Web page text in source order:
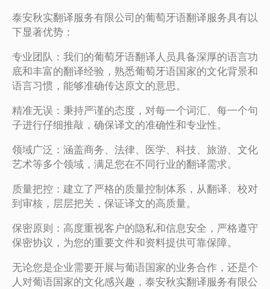
泰安秋实翻译服务有限公司的葡萄牙语翻译服务具有以
下显著优势：
专业团队：我们的葡萄牙语翻译人员具备深厚的语言功
底和丰富的翻译经验，熟悉葡萄牙语国家的文化背景和
语言习惯，能够准确传达原文的意思。
精准无误：秉持严谨的态度，对每一个词汇、每一个句
子进行仔细推敲，确保译文的准确性和专业性。
领域广泛：涵盖商务、法律、医学、科技、旅游、文化
艺术等多个领域，满足您在不同行业的翻译需求。
质量把控：建立了严格的质量控制体系，从翻译、校对
到审核，层层把关，保证译文的高质量。
保密原则：高度重视客户的隐私和信息安全，严格遵守
保密协议，为您的重要文件和资料提供可靠保障。
无论您是企业需要开展与葡语国家的业务合作，还是个
人对葡语国家的文化感兴趣，泰安秋实翻译服务有限公